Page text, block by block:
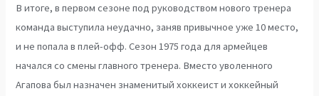
В итоге, в первом сезоне под руководством нового тренера
команда выступила неудачно, заняв привычное уже 10 место,
и не попала в плей-офф. Сезон 1975 года для армейцев
начался со смены главного тренера. Вместо уволенного
Агапова был назначен знаменитый хоккеист и хоккейный